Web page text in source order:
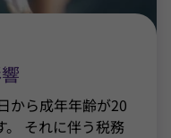
から成年年齢が20
。 それに伴う税務